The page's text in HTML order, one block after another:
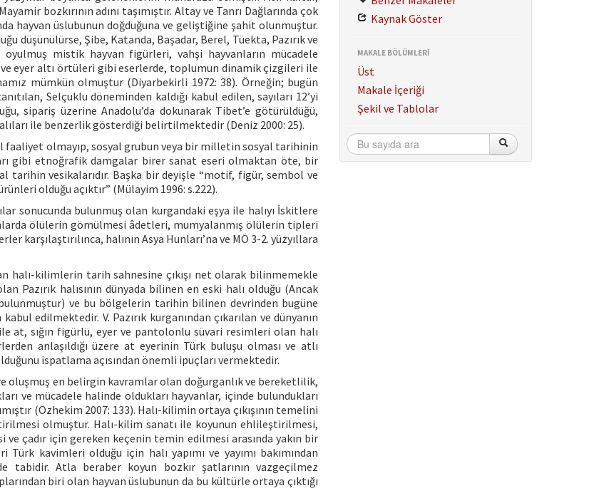
bozkırının adını taşımıştır. Altay ve Tanrı Dağlarında çok
hayvan üslubunun doğduğuna ve geliştiğine şahit olunmuştur.
düşünülürse, Şibe, Katanda, Başadar, Berel, Tüekta, Pazırık ve
mistik hayvan figürleri, vahşi hayvanların mücadele
eyer altı örtüleri gibi eserlerde, toplumun dinamik çizgileri ile
mümkün olmuştur (Diyarbekirli 1972: 38). Örneğin; bugün
Selçuklu döneminden kaldığı kabul edilen, sayıları 12’yi
sipariş üzerine Anadolu’da dokunarak Tibet’e götürüldüğü,
ile benzerlik gösterdiği belirtilmektedir (Deniz 2000: 25).
faaliyet olmayıp, sosyal grubun veya bir milletin sosyal tarihinin
gibi etnoğrafik damgalar birer sanat eseri olmaktan öte, bir
vesikalarıdır. Başka bir deyişle “motif, figür, sembol ve
olduğu açıktır” (Mülayim 1996: s.222).
sonucunda bulunmuş olan kurgandaki eşya ile halıyı İskitlere
ölülerin gömülmesi âdetleri, mumyalanmış ölülerin tipleri
halının Asya Hunları’na ve MÖ 3-2. yüzyıllara
halı-kilimlerin tarih sahnesine çıkışı net olarak bilinmemekle
Pazırık halısının dünyada bilinen en eski halı olduğu (Ancak
ve bu bölgelerin tarihin bilinen devrinden bugüne
edilmektedir. V. Pazırık kurganından çıkarılan ve dünyanın
at, sığın figürlü, eyer ve pantolonlu süvari resimleri olan halı
anlaşıldığı üzere at eyerinin Türk buluşu olması ve atlı
ispatlama açısından önemli ipuçları vermektedir.
oluşmuş en belirgin kavramlar olan doğurganlık ve bereketlilik,
ve mücadele halinde oldukları hayvanlar, içinde bulundukları
(Özhekim 2007: 133). Halı-kilimin ortaya çıkışının temelini
olmuştur. Halı-kilim sanatı ile koyunun ehlileştirilmesi,
ve çadır için gereken keçenin temin edilmesi arasında yakın bir
kavimleri olduğu için halı yapımı ve yayımı bakımından
tabidir. Atla beraber koyun bozkır şatlarının vazgeçilmez
biri olan hayvan üslubunun da bu kültürle ortaya çıktığı
Kaynak Göster
MAKALE BÖLÜMLERİ
Üst
Makale İçeriği
Şekil ve Tablolar